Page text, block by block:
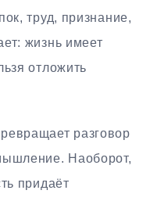
труд, признание,
жизнь имеет
отложить
разговор
Наоборот,
придаёт